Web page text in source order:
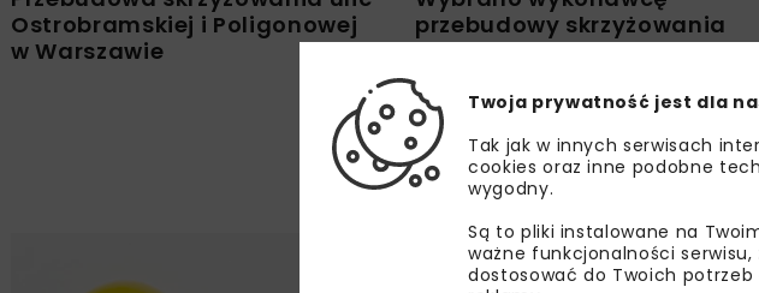
Ostrobramskiej i Poligonowej
w Warszawie
przebudowy skrzyżowania
Ostrobramskiej i
w Warszawie
Twoja prywatność jest dla
Tak jak w innych serwisach
cookies oraz inne podobne
wygodny.
Są to pliki instalowane na
ważne funkcjonalności
dostosować do Twoich